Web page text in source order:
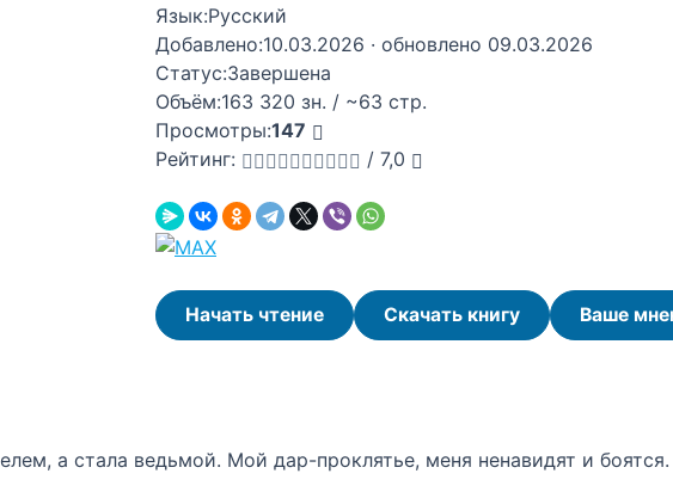
Язык:Русский
Добавлено:10.03.2026 · обновлено 09.03.2026
Статус:Завершена
Объём:163 320 зн. / ~63 стр.
Просмотры:147
Рейтинг:
/ 7,0
Начать чтение Скачать книгу Ваше
а стала ведьмой. Мой дар-проклятье, меня ненавидят и боятся.